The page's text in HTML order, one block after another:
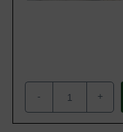
- +